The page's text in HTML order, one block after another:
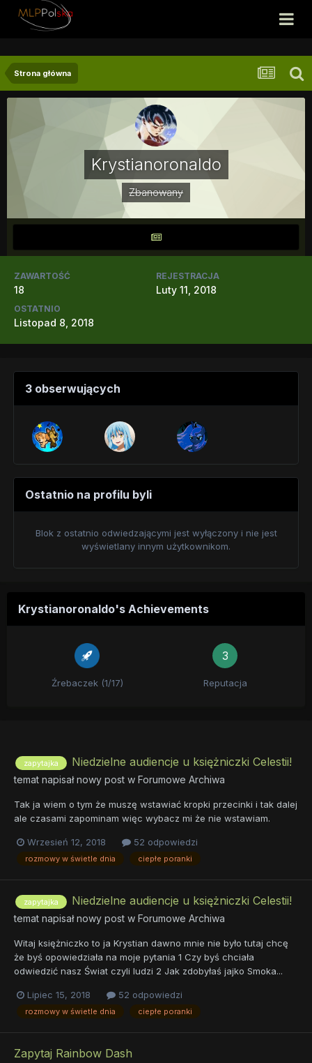
Strona główna
Krystianoronaldo
Zbanowany
ZAWARTOŚĆ
18
REJESTRACJA
Luty 11, 2018
OSTATNIO
Listopad 8, 2018
3 obserwujących
Ostatnio na profilu byli
Blok z ostatnio odwiedzającymi jest wyłączony i nie jest
wyświetlany innym użytkownikom.
Krystianoronaldo's Achievements
Źrebaczek (1/17)
3
Reputacja
zapytajka Niedzielne audiencje u księżniczki Celestii!
temat napisał nowy post w Forumowe Archiwa
Tak ja wiem o tym że muszę wstawiać kropki przecinki i tak dalej
ale czasami zapominam więc wybacz mi że nie wstawiam.
Wrzesień 12, 2018 52 odpowiedzi
rozmowy w świetle dnia ciepłe poranki
zapytajka Niedzielne audiencje u księżniczki Celestii!
temat napisał nowy post w Forumowe Archiwa
Witaj księżniczko to ja Krystian dawno mnie nie było tutaj chcę
że byś opowiedziała na moje pytania 1 Czy byś chciała
odwiedzić nasz Świat czyli ludzi 2 Jak zdobyłaś jajko Smoka...
Lipiec 15, 2018 52 odpowiedzi
rozmowy w świetle dnia ciepłe poranki
Zapytaj Rainbow Dash